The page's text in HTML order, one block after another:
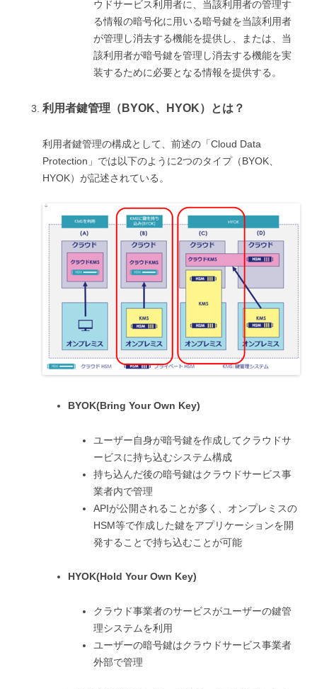
ウドサービス利用者に、当該利用者の管理す
る情報の暗号化に用いる暗号鍵を当該利用者
が管理し消去する機能を提供し、または、当
該利用者が暗号鍵を管理し消去する機能を実
装するために必要となる情報を提供する。
利用者鍵管理（BYOK、HYOK）とは？
利用者鍵管理の構成として、前述の「Cloud Data
Protection」では以下のように2つのタイプ（BYOK、
HYOK）が記述されている。
BYOK(Bring Your Own Key)
ユーザー自身が暗号鍵を作成してクラウドサ
ービスに持ち込むシステム構成
持ち込んだ後の暗号鍵はクラウドサービス事
業者内で管理
APIが公開されることが多く、オンプレミスの
HSM等で作成した鍵をアプリケーションを開
発することで持ち込むことが可能
HYOK(Hold Your Own Key)
クラウド事業者のサービスがユーザーの鍵管
理システムを利用
ユーザーの暗号鍵はクラウドサービス事業者
外部で管理